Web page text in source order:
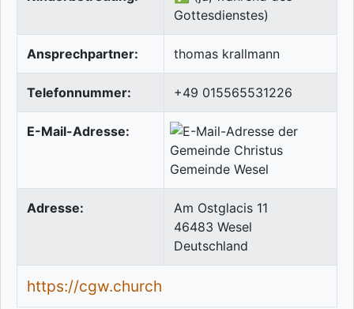
Gottesdienstes)
Ansprechpartner: thomas krallmann
Telefonnummer: +49 015565531226
E-Mail-Adresse:
Adresse:
Am Ostglacis 11
46483 Wesel
Deutschland
https://cgw.church